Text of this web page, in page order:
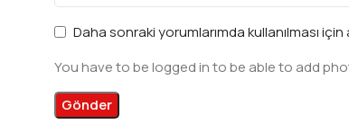
Daha sonraki yorumlarımda kullanılması
You have to be logged in to be able to add